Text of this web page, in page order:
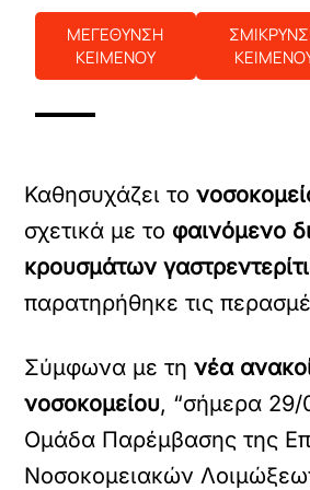
ΜΕΓΕΘΥΝΣΗ
ΚΕΙΜΕΝΟΥ
Καθησυχάζει το
σχετικά με το φαινόμενο
κρουσμάτων
παρατηρήθηκε τις
Σύμφωνα με τηνέα
νοσοκομείου, “σήμερα
Ομάδα Παρέμβασης της
Νοσοκομειακών